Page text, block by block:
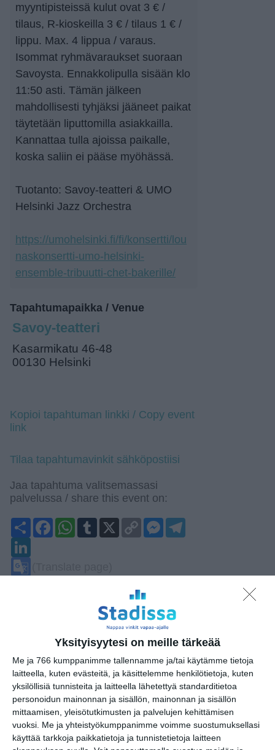
Yksityisyytesi on meille tärkeää
Me ja 766 kumppanimme tallennamme ja/tai käytämme tietoja
laitteella, kuten evästeitä, ja käsittelemme henkilötietoja, kuten
yksilöllisiä tunnisteita ja laitteella lähetettyä standarditietoa
personoidun mainonnan ja sisällön, mainonnan ja sisällön
mittaamisen, yleisötutkimusten ja palvelujen kehittämisen
vuoksi. Me ja yhteistyökumppanimme voimme suostumuksellasi
käyttää tarkkoja paikkatietoja ja tunnistetietoja laitteen
myyntipisteissä kulut ovat 3 € /
tilaus, R-kioskeilla 3 € / tilaus 1 € /
lippu. Max. 4 lippua / varaus.
Isommat ryhmävaraukset suoraan
Savoysta. Ennakkolipulla sisään klo
11:50 asti. Tämän jälkeen
mahdollisesti tyhjäksi jääneet paikat
täytetään liputtomilla asiakkailla.
Kannattaa tulla ajoissa paikalle,
koska saliin ei pääse myöhässä.
Tuotanto: Savoy-teatteri & UMO
Helsinki Jazz Orchestra
https://umohelsinki.fi/fi/konsertti/lou
naskonsertti-umo-helsinki-
ensemble-tribuutti-chet-bakerille/
Tapahtumapaikka / Venue
Savoy-teatteri
Kasarmikatu 46-48
00130 Helsinki
Kopioi tapahtuman linkki / Copy event
link
Tilaa tapahtumavinkit sähköpostiisi
Jaa tapahtuma valitsemassasi
palvelussa / share this event on:
ShareFacebookWhatsApp
Tumblr
X
Copy
Link
Messenger
Katso myös nämä 🔥
The Groove Yard
ke 12.8.2026 klo 21:00
Puotilan Kartanon Kesä
to 13.8.2026 klo 19:00
Vallisaaren K40
saaristodisco 🪩🥂